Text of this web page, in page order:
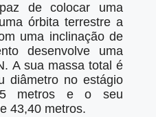
de colocar uma
órbita terrestre a
uma inclinação de
desenvolve uma
A sua massa total é
diâmetro no estágio
metros e o seu
43,40 metros.